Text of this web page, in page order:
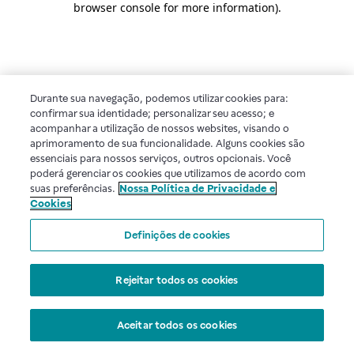
browser console for more information).
Durante sua navegação, podemos utilizar cookies para:
confirmar sua identidade; personalizar seu acesso; e
acompanhar a utilização de nossos websites, visando o
aprimoramento de sua funcionalidade. Alguns cookies são
essenciais para nossos serviços, outros opcionais. Você
poderá gerenciar os cookies que utilizamos de acordo com
suas preferências. Nossa Política de Privacidade e
Cookies
Definições de cookies
Rejeitar todos os cookies
Aceitar todos os cookies